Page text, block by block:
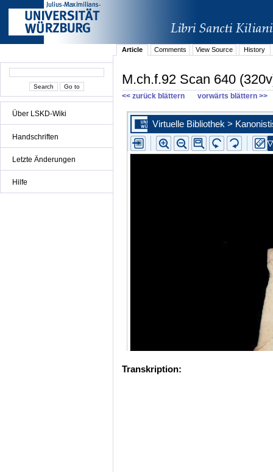
Über LSKD-Wiki
Handschriften
Letzte Änderungen
Hilfe
Article Comments View Source History
M.ch.f.92 Scan 640
<< zurück blättern vorwärts blättern >>
Transkription: